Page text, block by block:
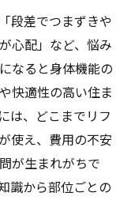
段差でつまずきや
心配」など、悩み
なると身体機能の
快適性の高い住ま
は、どこまでリフ
使え、費用の不安
が生まれがちで
識から部位ごとの